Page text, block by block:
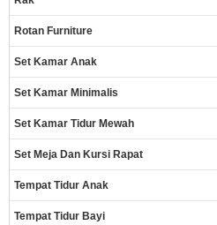
Rotan Furniture
Set Kamar Anak
Set Kamar Minimalis
Set Kamar Tidur Mewah
Set Meja Dan Kursi Rapat
Tempat Tidur Anak
Tempat Tidur Bayi